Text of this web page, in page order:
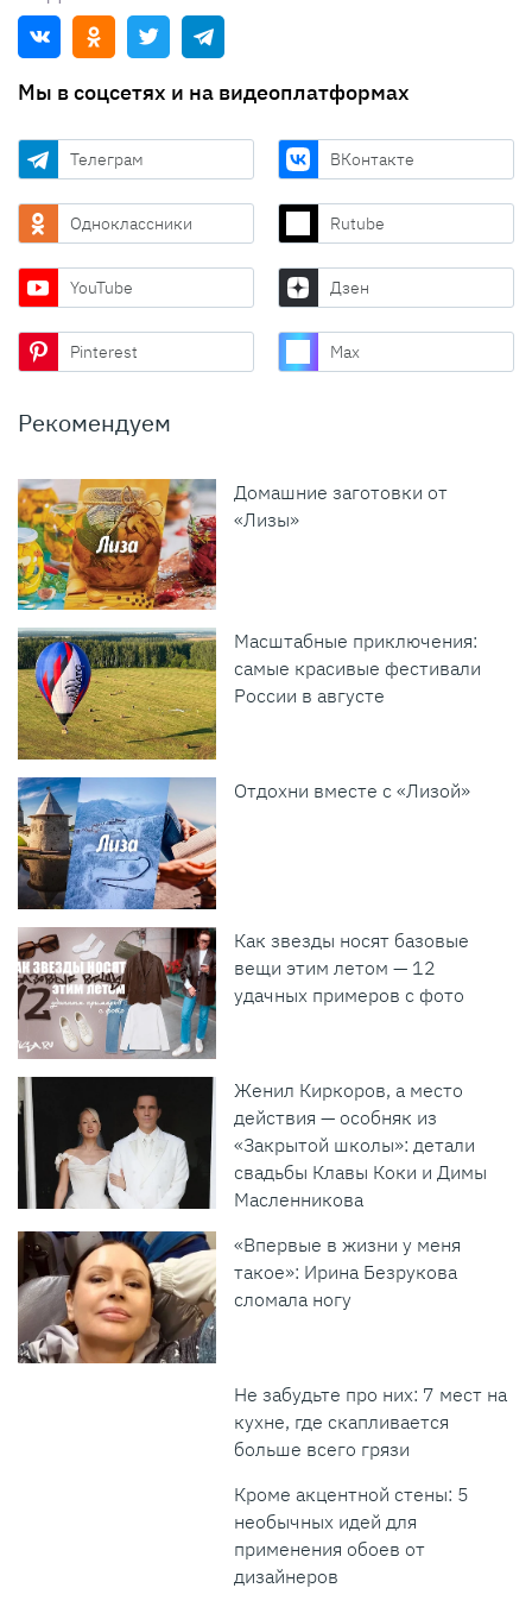
Мы в соцсетях и на видеоплатформах
Телеграм ВКонтакте
Одноклассники Rutube
YouTube Дзен
Pinterest Max
Рекомендуем
Домашние заготовки от
«Лизы»
Масштабные приключения:
самые красивые фестивали
России в августе
Отдохни вместе с «Лизой»
Как звезды носят базовые
вещи этим летом — 12
удачных примеров с фото
Женил Киркоров, а место
действия — особняк из
«Закрытой школы»: детали
свадьбы Клавы Коки и Димы
Масленникова
«Впервые в жизни у меня
такое»: Ирина Безрукова
сломала ногу
Не забудьте про них: 7 мест на
кухне, где скапливается
больше всего грязи
Кроме акцентной стены: 5
необычных идей для
применения обоев от
дизайнеров